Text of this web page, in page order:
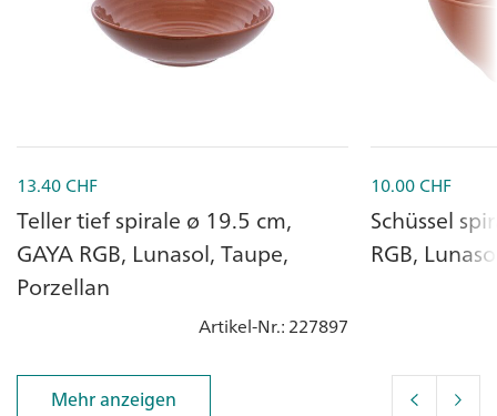
13.40CHF
Teller tief spirale ø 19.5 cm,
GAYA RGB, Lunasol, Taupe,
Porzellan
Artikel-Nr.: 227897
10.00CHF
Schüssel
RGB,
Mehr anzeigen
Mehr anzeigen